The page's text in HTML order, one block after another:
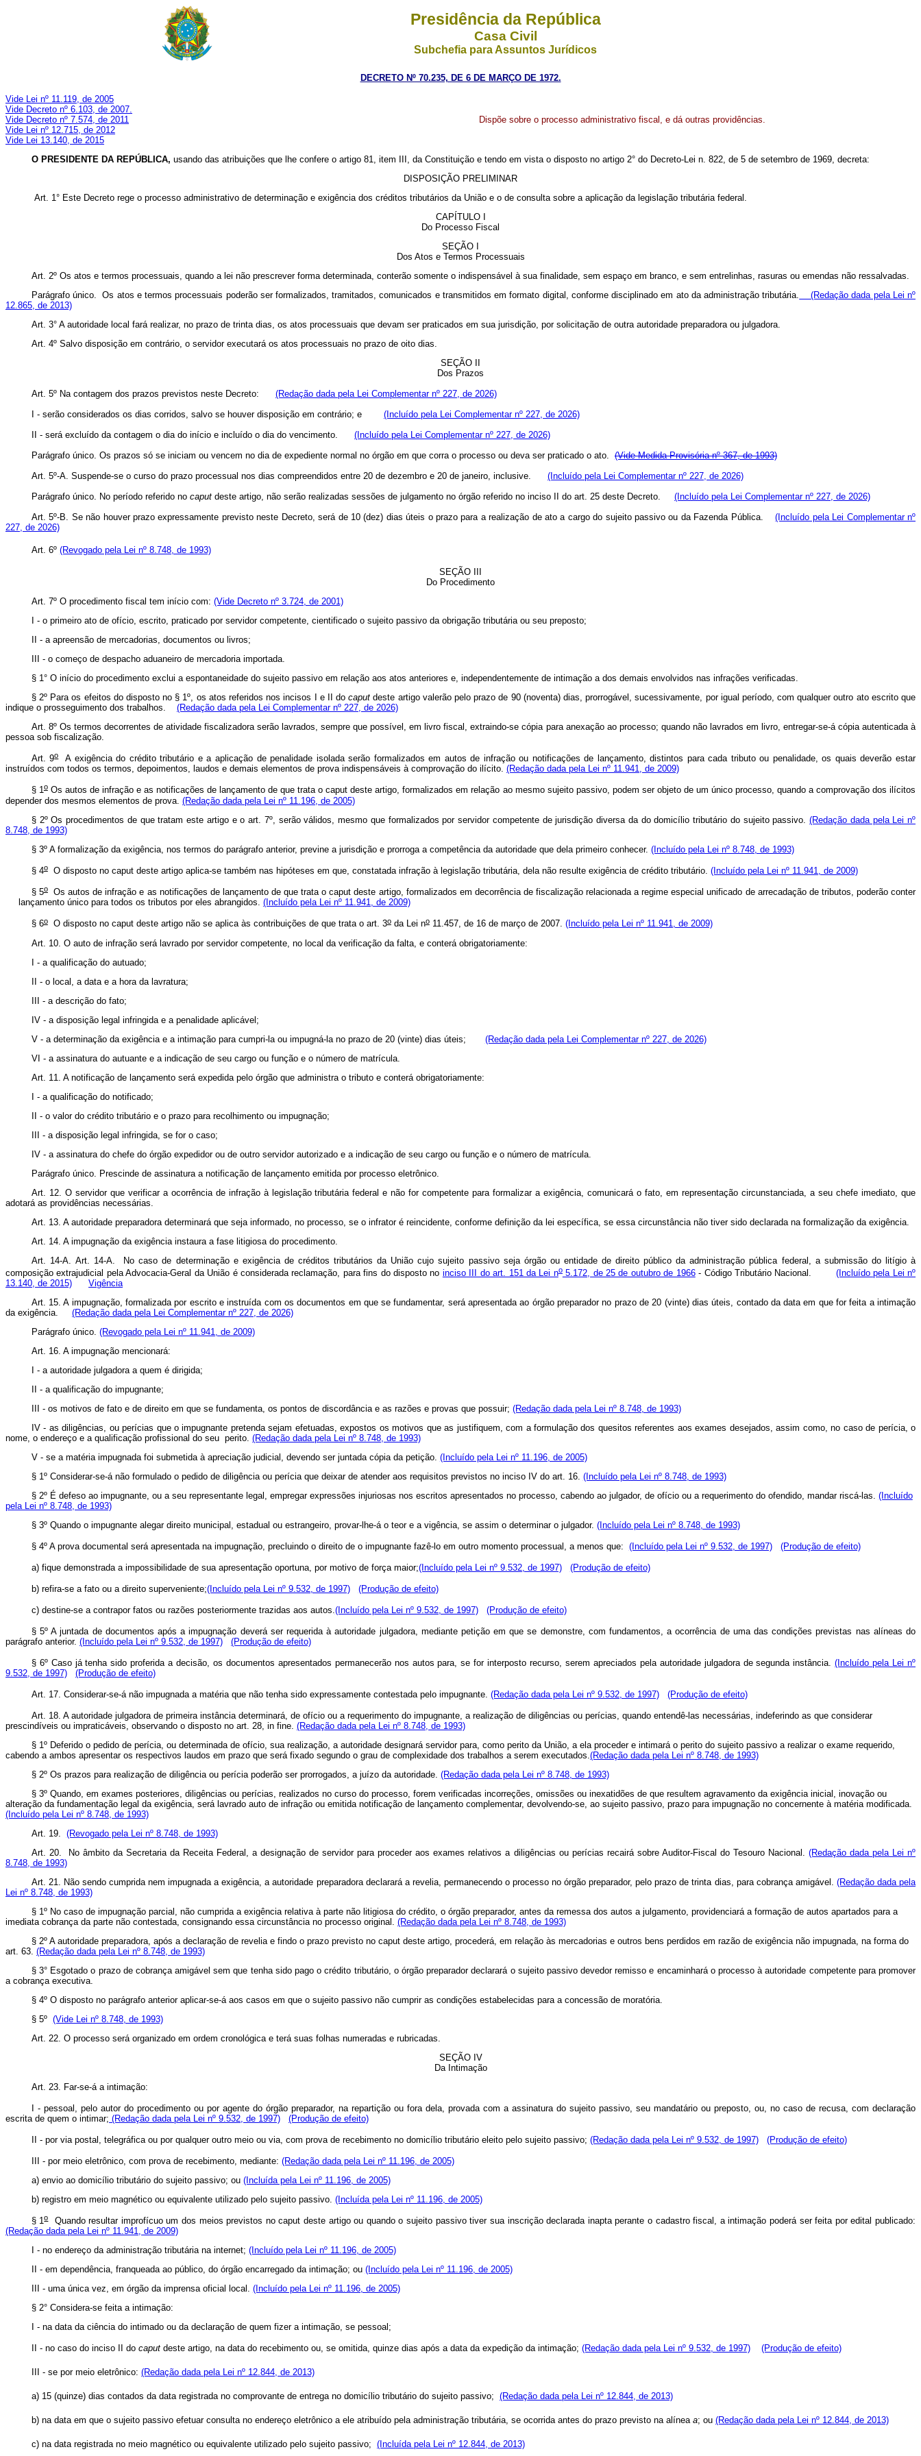
Presidência da República
Casa Civil
Subchefia para Assuntos Jurídicos
DECRETO Nº 70.235, DE 6 DE MARÇO DE 1972.
Vide Lei nº 11.119, de 2005
Vide Decreto nº 6.103, de 2007.
Vide Decreto nº 7.574, de 2011
Vide Lei nº 12.715, de 2012
Vide Lei 13.140, de 2015
Dispõe sobre o processo administrativo fiscal, e dá outras providências.
O PRESIDENTE DA REPÚBLICA, usando das atribuições que lhe confere o artigo 81, item III, da Constituição e tendo em vista o disposto no artigo 2° do Decreto-Lei n. 822, de 5 de setembro de 1969, decreta:
DISPOSIÇÃO PRELIMINAR
Art. 1° Este Decreto rege o processo administrativo de determinação e exigência dos créditos tributários da União e o de consulta sobre a aplicação da legislação tributária federal.
CAPÍTULO I
Do Processo Fiscal
SEÇÃO I
Dos Atos e Termos Processuais
Art. 2º Os atos e termos processuais, quando a lei não prescrever forma determinada, conterão somente o indispensável à sua finalidade, sem espaço em branco, e sem entrelinhas, rasuras ou emendas não ressalvadas.
Parágrafo único. Os atos e termos processuais poderão ser formalizados, tramitados, comunicados e transmitidos em formato digital, conforme disciplinado em ato da administração tributária.
(Redação dada pela Lei nº
12.865, de 2013)
Art. 3° A autoridade local fará realizar, no prazo de trinta dias, os atos processuais que devam ser praticados em sua jurisdição, por solicitação de outra autoridade preparadora ou julgadora.
Art. 4º Salvo disposição em contrário, o servidor executará os atos processuais no prazo de oito dias.
SEÇÃO II
Dos Prazos
Art. 5º Na contagem dos prazos previstos neste Decreto: (Redação dada pela Lei Complementar nº 227, de 2026)
I - serão considerados os dias corridos, salvo se houver disposição em contrário; e (Incluído pela Lei Complementar nº 227, de 2026)
II - será excluído da contagem o dia do início e incluído o dia do vencimento. (Incluído pela Lei Complementar nº 227, de 2026)
Parágrafo único. Os prazos só se iniciam ou vencem no dia de expediente normal no órgão em que corra o processo ou deva ser praticado o ato.(Vide Medida Provisória nº 367, de 1993)
Art. 5º-A. Suspende-se o curso do prazo processual nos dias compreendidos entre 20 de dezembro e 20 de janeiro, inclusive. (Incluído pela Lei Complementar nº 227, de 2026)
Parágrafo único. No período referido no caput deste artigo, não serão realizadas sessões de julgamento no órgão referido no inciso II do art. 25 deste Decreto. (Incluído pela Lei Complementar nº 227, de 2026)
Art. 5º-B. Se não houver prazo expressamente previsto neste Decreto, será de 10 (dez) dias úteis o prazo para a realização de ato a cargo do sujeito passivo ou da Fazenda Pública.(Incluído pela Lei Complementar nº
227, de 2026)
Art. 6º (Revogado pela Lei nº 8.748, de 1993)
SEÇÃO III
Do Procedimento
Art. 7º O procedimento fiscal tem início com: (Vide Decreto nº 3.724, de 2001)
I - o primeiro ato de ofício, escrito, praticado por servidor competente, cientificado o sujeito passivo da obrigação tributária ou seu preposto;
II - a apreensão de mercadorias, documentos ou livros;
III - o começo de despacho aduaneiro de mercadoria importada.
§ 1° O início do procedimento exclui a espontaneidade do sujeito passivo em relação aos atos anteriores e, independentemente de intimação a dos demais envolvidos nas infrações verificadas.
§ 2º Para os efeitos do disposto no § 1º, os atos referidos nos incisos I e II docaput deste artigo valerão pelo prazo de 90 (noventa) dias, prorrogável, sucessivamente, por igual período, com qualquer outro ato escrito que
indique o prosseguimento dos trabalhos. (Redação dada pela Lei Complementar nº 227, de 2026)
Art. 8º Os termos decorrentes de atividade fiscalizadora serão lavrados, sempre que possível, em livro fiscal, extraindo-se cópia para anexação ao processo; quando não lavrados em livro, entregar-se-á cópia autenticada à
pessoa sob fiscalização.
Art. 9oA exigência do crédito tributário e a aplicação de penalidade isolada serão formalizados em autos de infração ou notificações de lançamento, distintos para cada tributo ou penalidade, os quais deverão estar
instruídos com todos os termos, depoimentos, laudos e demais elementos de prova indispensáveis à comprovação do ilícito. (Redação dada pela Lei nº 11.941, de 2009)
§ 1oOs autos de infração e as notificações de lançamento de que trata o caput deste artigo, formalizados em relação ao mesmo sujeito passivo, podem ser objeto de um único processo, quando a comprovação dos ilícitos
depender dos mesmos elementos de prova. (Redação dada pela Lei nº 11.196, de 2005)
§ 2º Os procedimentos de que tratam este artigo e o art. 7º, serão válidos, mesmo que formalizados por servidor competente de jurisdição diversa da do domicílio tributário do sujeito passivo.(Redação dada pela Lei nº
8.748, de 1993)
§ 3º A formalização da exigência, nos termos do parágrafo anterior, previne a jurisdição e prorroga a competência da autoridade que dela primeiro conhecer. (Incluído pela Lei nº 8.748, de 1993)
§ 4oO disposto no caputdeste artigo aplica-se também nas hipóteses em que, constatada infração à legislação tributária, dela não resulte exigência de crédito tributário. (Incluído pela Lei nº 11.941, de 2009)
§ 5oOs autos de infração e as notificações de lançamento de que trata ocaput deste artigo, formalizados em decorrência de fiscalização relacionada a regime especial unificado de arrecadação de tributos, poderão conter
lançamento único para todos os tributos por eles abrangidos. (Incluído pela Lei nº 11.941, de 2009)
§ 6oO disposto no caputdeste artigo não se aplica às contribuições de que trata o art. 3oda Lei no11.457, de 16 de março de 2007. (Incluído pela Lei nº 11.941, de 2009)
Art. 10. O auto de infração será lavrado por servidor competente, no local da verificação da falta, e conterá obrigatoriamente:
I - a qualificação do autuado;
II - o local, a data e a hora da lavratura;
III - a descrição do fato;
IV - a disposição legal infringida e a penalidade aplicável;
V - a determinação da exigência e a intimação para cumpri-la ou impugná-la no prazo de 20 (vinte) dias úteis; (Redação dada pela Lei Complementar nº 227, de 2026)
VI - a assinatura do autuante e a indicação de seu cargo ou função e o número de matrícula.
Art. 11. A notificação de lançamento será expedida pelo órgão que administra o tributo e conterá obrigatoriamente:
I - a qualificação do notificado;
II - o valor do crédito tributário e o prazo para recolhimento ou impugnação;
III - a disposição legal infringida, se for o caso;
IV - a assinatura do chefe do órgão expedidor ou de outro servidor autorizado e a indicação de seu cargo ou função e o número de matrícula.
Parágrafo único. Prescinde de assinatura a notificação de lançamento emitida por processo eletrônico.
Art. 12. O servidor que verificar a ocorrência de infração à legislação tributária federal e não for competente para formalizar a exigência, comunicará o fato, em representação circunstanciada, a seu chefe imediato, que
adotará as providências necessárias.
Art. 13. A autoridade preparadora determinará que seja informado, no processo, se o infrator é reincidente, conforme definição da lei específica, se essa circunstância não tiver sido declarada na formalização da exigência.
Art. 14. A impugnação da exigência instaura a fase litigiosa do procedimento.
Art. 14-A.
Art. 14-A. No caso de determinação e exigência de créditos tributários da União cujo sujeito passivo seja órgão ou entidade de direito público da administração pública federal, a submissão do litígio à
composição extrajudicial pela Advocacia-Geral da União é considerada reclamação, para fins do disposto no inciso III do art. 151 da Lei no5.172, de 25 de outubro de 1966- Código Tributário Nacional.
(Incluído pela Lei nº
13.140, de 2015)
Vigência
Art. 15. A impugnação, formalizada por escrito e instruída com os documentos em que se fundamentar, será apresentada ao órgão preparador no prazo de 20 (vinte) dias úteis, contado da data em que for feita a intimação
da exigência. (Redação dada pela Lei Complementar nº 227, de 2026)
Parágrafo único. (Revogado pela Lei nº 11.941, de 2009)
Art. 16. A impugnação mencionará:
I - a autoridade julgadora a quem é dirigida;
II - a qualificação do impugnante;
III - os motivos de fato e de direito em que se fundamenta, os pontos de discordância e as razões e provas que possuir; (Redação dada pela Lei nº 8.748, de 1993)
IV - as diligências, ou perícias que o impugnante pretenda sejam efetuadas, expostos os motivos que as justifiquem, com a formulação dos quesitos referentes aos exames desejados, assim como, no caso de perícia, o
nome, o endereço e a qualificação profissional do seu perito. (Redação dada pela Lei nº 8.748, de 1993)
V - se a matéria impugnada foi submetida à apreciação judicial, devendo ser juntada cópia da petição. (Incluído pela Lei nº 11.196, de 2005)
§ 1º Considerar-se-á não formulado o pedido de diligência ou perícia que deixar de atender aos requisitos previstos no inciso IV do art. 16. (Incluído pela Lei nº 8.748, de 1993)
§ 2º É defeso ao impugnante, ou a seu representante legal, empregar expressões injuriosas nos escritos apresentados no processo, cabendo ao julgador, de ofício ou a requerimento do ofendido, mandar riscá-las. (Incluído
pela Lei nº 8.748, de 1993)
§ 3º Quando o impugnante alegar direito municipal, estadual ou estrangeiro, provar-lhe-á o teor e a vigência, se assim o determinar o julgador. (Incluído pela Lei nº 8.748, de 1993)
§ 4º A prova documental será apresentada na impugnação, precluindo o direito de o impugnante fazê-lo em outro momento processual, a menos que: (Incluído pela Lei nº 9.532, de 1997) (Produção de efeito)
a) fique demonstrada a impossibilidade de sua apresentação oportuna, por motivo de força maior;(Incluído pela Lei nº 9.532, de 1997) (Produção de efeito)
b) refira-se a fato ou a direito superveniente;(Incluído pela Lei nº 9.532, de 1997) (Produção de efeito)
c) destine-se a contrapor fatos ou razões posteriormente trazidas aos autos. (Incluído pela Lei nº 9.532, de 1997) (Produção de efeito)
§ 5º A juntada de documentos após a impugnação deverá ser requerida à autoridade julgadora, mediante petição em que se demonstre, com fundamentos, a ocorrência de uma das condições previstas nas alíneas do
parágrafo anterior. (Incluído pela Lei nº 9.532, de 1997) (Produção de efeito)
§ 6º Caso já tenha sido proferida a decisão, os documentos apresentados permanecerão nos autos para, se for interposto recurso, serem apreciados pela autoridade julgadora de segunda instância.(Incluído pela Lei nº
9.532, de 1997)
(Produção de efeito)
Art. 17. Considerar-se-á não impugnada a matéria que não tenha sido expressamente contestada pelo impugnante. (Redação dada pela Lei nº 9.532, de 1997) (Produção de efeito)
Art. 18. A autoridade julgadora de primeira instância determinará, de ofício ou a requerimento do impugnante, a realização de diligências ou perícias, quando entendê-las necessárias, indeferindo as que considerar
prescindíveis ou impraticáveis, observando o disposto no art. 28, in fine. (Redação dada pela Lei nº 8.748, de 1993)
§ 1º Deferido o pedido de perícia, ou determinada de ofício, sua realização, a autoridade designará servidor para, como perito da União, a ela proceder e intimará o perito do sujeito passivo a realizar o exame requerido,
cabendo a ambos apresentar os respectivos laudos em prazo que será fixado segundo o grau de complexidade dos trabalhos a serem executados. (Redação dada pela Lei nº 8.748, de 1993)
§ 2º Os prazos para realização de diligência ou perícia poderão ser prorrogados, a juízo da autoridade. (Redação dada pela Lei nº 8.748, de 1993)
§ 3º Quando, em exames posteriores, diligências ou perícias, realizados no curso do processo, forem verificadas incorreções, omissões ou inexatidões de que resultem agravamento da exigência inicial, inovação ou
alteração da fundamentação legal da exigência, será lavrado auto de infração ou emitida notificação de lançamento complementar, devolvendo-se, ao sujeito passivo, prazo para impugnação no concernente à matéria modificada.
(Incluído pela Lei nº 8.748, de 1993)
Art. 19.
(Revogado pela Lei nº 8.748, de 1993)
Art. 20. No âmbito da Secretaria da Receita Federal, a designação de servidor para proceder aos exames relativos a diligências ou perícias recairá sobre Auditor-Fiscal do Tesouro Nacional. (Redação dada pela Lei nº
8.748, de 1993)
Art. 21. Não sendo cumprida nem impugnada a exigência, a autoridade preparadora declarará a revelia, permanecendo o processo no órgão preparador, pelo prazo de trinta dias, para cobrança amigável. (Redação dada pela
Lei nº 8.748, de 1993)
§ 1º No caso de impugnação parcial, não cumprida a exigência relativa à parte não litigiosa do crédito, o órgão preparador, antes da remessa dos autos a julgamento, providenciará a formação de autos apartados para a
imediata cobrança da parte não contestada, consignando essa circunstância no processo original. (Redação dada pela Lei nº 8.748, de 1993)
§ 2º A autoridade preparadora, após a declaração de revelia e findo o prazo previsto no caput deste artigo, procederá, em relação às mercadorias e outros bens perdidos em razão de exigência não impugnada, na forma do
art. 63. (Redação dada pela Lei nº 8.748, de 1993)
§ 3° Esgotado o prazo de cobrança amigável sem que tenha sido pago o crédito tributário, o órgão preparador declarará o sujeito passivo devedor remisso e encaminhará o processo à autoridade competente para promover
a cobrança executiva.
§ 4º O disposto no parágrafo anterior aplicar-se-á aos casos em que o sujeito passivo não cumprir as condições estabelecidas para a concessão de moratória.
§ 5º (Vide Lei nº 8.748, de 1993)
Art. 22. O processo será organizado em ordem cronológica e terá suas folhas numeradas e rubricadas.
SEÇÃO IV
Da Intimação
Art. 23. Far-se-á a intimação:
I - pessoal, pelo autor do procedimento ou por agente do órgão preparador, na repartição ou fora dela, provada com a assinatura do sujeito passivo, seu mandatário ou preposto, ou, no caso de recusa, com declaração
escrita de quem o intimar; (Redação dada pela Lei nº 9.532, de 1997) (Produção de efeito)
II - por via postal, telegráfica ou por qualquer outro meio ou via, com prova de recebimento no domicílio tributário eleito pelo sujeito passivo; (Redação dada pela Lei nº 9.532, de 1997) (Produção de efeito)
III - por meio eletrônico, com prova de recebimento, mediante: (Redação dada pela Lei nº 11.196, de 2005)
a) envio ao domicílio tributário do sujeito passivo; ou (Incluída pela Lei nº 11.196, de 2005)
b) registro em meio magnético ou equivalente utilizado pelo sujeito passivo. (Incluída pela Lei nº 11.196, de 2005)
§ 1oQuando resultar improfícuo um dos meios previstos nocaput deste artigo ou quando o sujeito passivo tiver sua inscrição declarada inapta perante o cadastro fiscal, a intimação poderá ser feita por edital publicado:
(Redação dada pela Lei nº 11.941, de 2009)
I - no endereço da administração tributária na internet; (Incluído pela Lei nº 11.196, de 2005)
II - em dependência, franqueada ao público, do órgão encarregado da intimação; ou (Incluído pela Lei nº 11.196, de 2005)
III - uma única vez, em órgão da imprensa oficial local. (Incluído pela Lei nº 11.196, de 2005)
§ 2° Considera-se feita a intimação:
I - na data da ciência do intimado ou da declaração de quem fizer a intimação, se pessoal;
II - no caso do inciso II do caputdeste artigo, na data do recebimento ou, se omitida, quinze dias após a data da expedição da intimação; (Redação dada pela Lei nº 9.532, de 1997) (Produção de efeito)
III - se por meio eletrônico: (Redação dada pela Lei nº 12.844, de 2013)
a) 15 (quinze) dias contados da data registrada no comprovante de entrega no domicílio tributário do sujeito passivo; (Redação dada pela Lei nº 12.844, de 2013)
b) na data em que o sujeito passivo efetuar consulta no endereço eletrônico a ele atribuído pela administração tributária, se ocorrida antes do prazo previsto na alínea a; ou (Redação dada pela Lei nº 12.844, de 2013)
c) na data registrada no meio magnético ou equivalente utilizado pelo sujeito passivo; (Incluída pela Lei nº 12.844, de 2013)